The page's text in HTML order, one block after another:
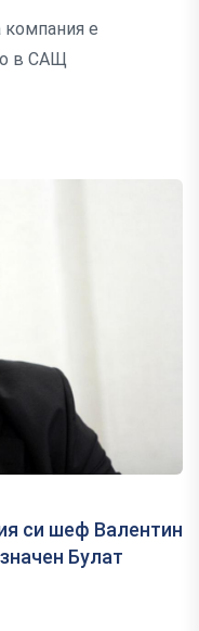
компания е
в САЩ
си шеф Валентин
Булат